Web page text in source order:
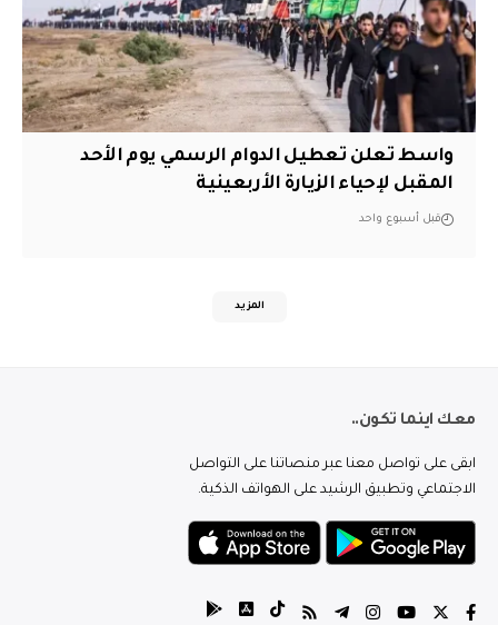
واسط تعلن تعطيل الدوام الرسمي يوم الأحد
المقبل لإحياء الزيارة الأربعينية
قبل أسبوع واحد
المزيد
معك اينما تكون..
ابقى على تواصل معنا عبر منصاتنا على التواصل
الاجتماعي وتطبيق الرشيد على الهواتف الذكية.